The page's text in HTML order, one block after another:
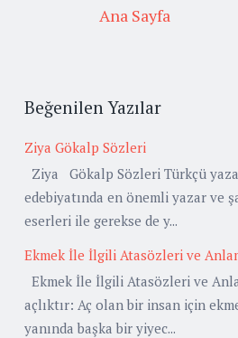
Ana Sayfa
Beğenilen Yazılar
Ziya Gökalp Sözleri
Ziya Gökalp Sözleri Türkçü
edebiyatında en önemli yazar ve
eserleri ile gerekse de y...
Ekmek İle İlgili Atasözleri ve
Ekmek İle İlgili Atasözleri ve
açlıktır: Aç olan bir insan için
yanında başka bir yiyec...